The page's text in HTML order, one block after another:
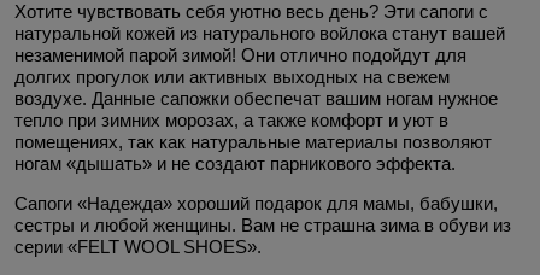
Хотите чувствовать себя уютно весь день? Эти сапоги с
натуральной кожей из натурального войлока станут вашей
незаменимой парой зимой! Они отлично подойдут для
долгих прогулок или активных выходных на свежем
воздухе. Данные сапожки обеспечат вашим ногам нужное
тепло при зимних морозах, а также комфорт и уют в
помещениях, так как натуральные материалы позволяют
ногам «дышать» и не создают парникового эффекта.
Сапоги «Надежда» хороший подарок для мамы, бабушки,
сестры и любой женщины. Вам не страшна зима в обуви из
серии «FELT WOOL SHOES».